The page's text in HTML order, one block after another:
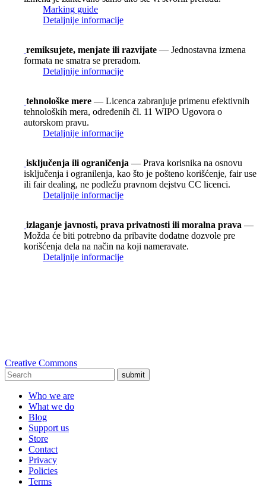
Marking guide
Detaljnije informacije
remiksujete, menjate ili razvijate — Jednostavna izmena
formata ne smatra se preradom.
Detaljnije informacije
tehnološke mere — Licenca zabranjuje primenu efektivnih
tehnoloških mera, određenih čl. 11 WIPO Ugovora o
autorskom pravu.
Detaljnije informacije
isključenja ili ograničenja — Prava korisnika na osnovu
isključenja i ogranilenja, kao što je pošteno korišćenje, fair use
ili fair dealing, ne podležu pravnom dejstvu CC licenci.
Detaljnije informacije
izlaganje javnosti, prava privatnosti ili moralna prava —
Možda će biti potrebno da pribavite dodatne dozvole pre
korišćenja dela na način na koji nameravate.
Detaljnije informacije
Creative Commons
submit
Who we are
What we do
Blog
Support us
Store
Contact
Privacy
Policies
Terms